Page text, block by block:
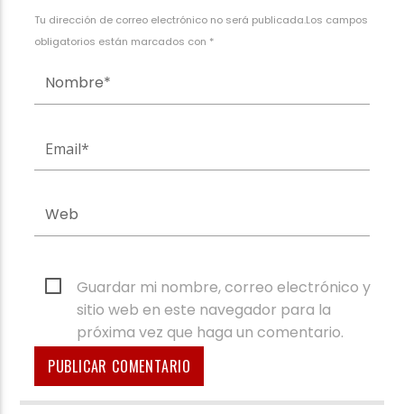
Tu dirección de correo electrónico no será publicada.Los campos
obligatorios están marcados con *
Guardar mi nombre, correo electrónico y
sitio web en este navegador para la
próxima vez que haga un comentario.